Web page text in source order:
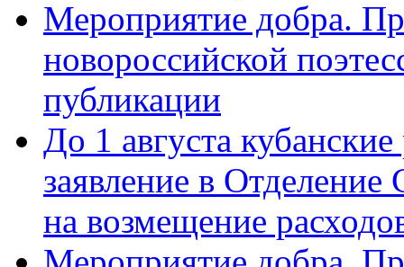
Мероприятие добра.
новороссийской
публикации
До 1 августа
заявление в
на возмещение